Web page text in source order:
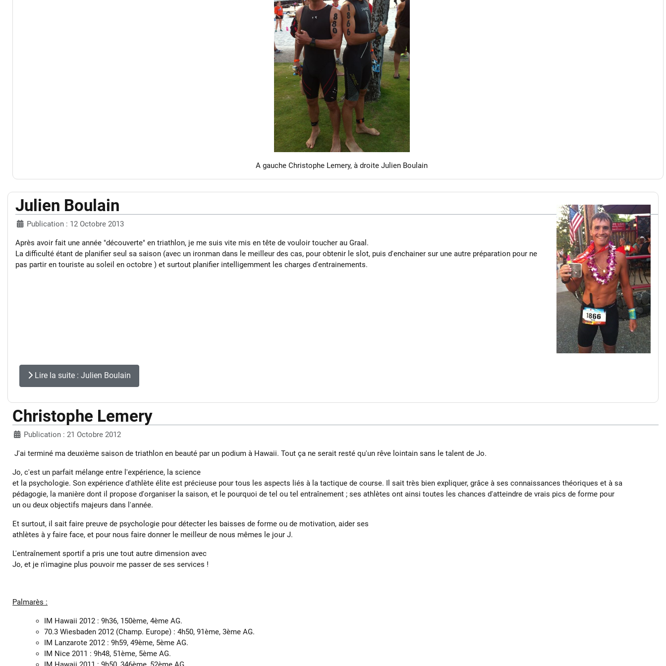
A gauche Christophe Lemery, à droite Julien Boulain
Julien Boulain
Publication : 12 Octobre 2013
Après avoir fait une année "découverte" en triathlon, je me suis vite mis en tête de vouloir toucher au Graal.
La difficulté étant de planifier seul sa saison (avec un ironman dans le meilleur des cas, pour obtenir le slot, puis d'enchainer sur une autre préparation pour ne
pas partir en touriste au soleil en octobre ) et surtout planifier intelligemment les charges d'entrainements.
Lire la suite : Julien Boulain
Christophe Lemery
Publication : 21 Octobre 2012
J'ai terminé ma deuxième saison de triathlon en beauté par un podium à Hawaii. Tout ça ne serait resté qu'un rêve lointain sans le talent de Jo.
Jo, c'est un parfait mélange entre l'expérience, la science
et la psychologie. Son expérience d'athlète élite est précieuse pour tous les aspects liés à la tactique de course. Il sait très bien expliquer, grâce à ses connaissances théoriques et à sa
pédagogie, la manière dont il propose d'organiser la saison, et le pourquoi de tel ou tel entraînement ; ses athlètes ont ainsi toutes les chances d'atteindre de vrais pics de forme pour
un ou deux objectifs majeurs dans l'année.
Et surtout, il sait faire preuve de psychologie pour détecter les baisses de forme ou de motivation, aider ses
athlètes à y faire face, et pour nous faire donner le meilleur de nous mêmes le jour J.
L'entraînement sportif a pris une tout autre dimension avec
Jo, et je n'imagine plus pouvoir me passer de ses services !
Palmarès :
IM Hawaii 2012 : 9h36, 150ème, 4ème AG.
70.3 Wiesbaden 2012 (Champ. Europe) : 4h50, 91ème, 3ème AG.
IM Lanzarote 2012 : 9h59, 49ème, 5ème AG.
IM Nice 2011 : 9h48, 51ème, 5ème AG.